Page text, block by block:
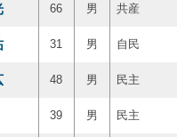
66 男 共産
31 男 自民
48 男 民主
39 男 民主